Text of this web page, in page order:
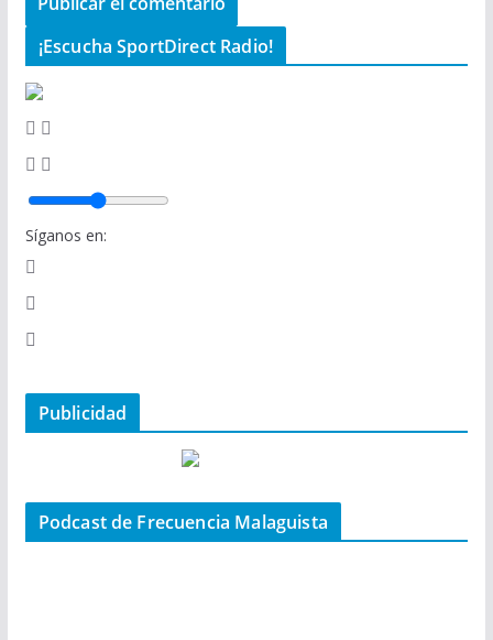
¡Escucha SportDirect Radio!
Síganos en:
Publicidad
Podcast de Frecuencia Malaguista